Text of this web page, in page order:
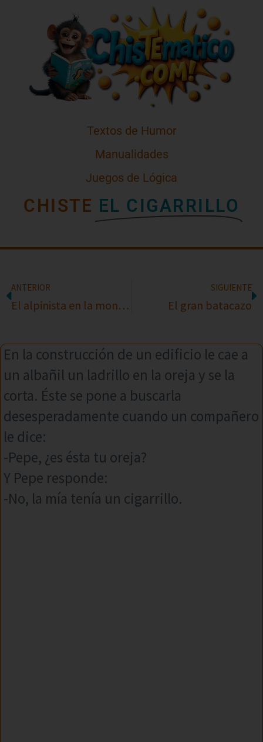
Textos de Humor
Manualidades
Juegos de Lógica
CHISTE EL CIGARRILLO
ANTERIOR
El alpinista en la montaña
SIGUIENTE
El gran batacazo
En la construcción de un edificio le cae a
un albañil un ladrillo en la oreja y se la
corta. Éste se pone a buscarla
desesperadamente cuando un compañero
le dice:
-Pepe, ¿es ésta tu oreja?
Y Pepe responde:
-No, la mía tenía un cigarrillo.